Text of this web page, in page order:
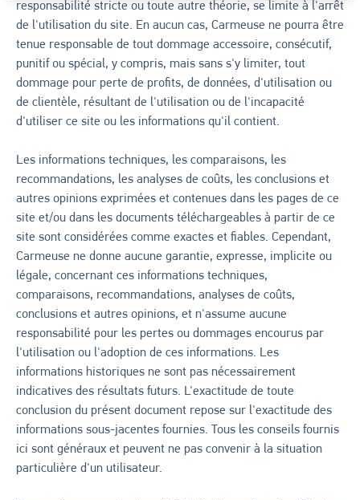
responsabilité stricte ou toute autre théorie, se limite à l'arrêt
de l'utilisation du site. En aucun cas, Carmeuse ne pourra être
tenue responsable de tout dommage accessoire, consécutif,
punitif ou spécial, y compris, mais sans s'y limiter, tout
dommage pour perte de profits, de données, d'utilisation ou
de clientèle, résultant de l'utilisation ou de l'incapacité
d'utiliser ce site ou les informations qu'il contient.
Les informations techniques, les comparaisons, les
recommandations, les analyses de coûts, les conclusions et
autres opinions exprimées et contenues dans les pages de ce
site et/ou dans les documents téléchargeables à partir de ce
site sont considérées comme exactes et fiables. Cependant,
Carmeuse ne donne aucune garantie, expresse, implicite ou
légale, concernant ces informations techniques,
comparaisons, recommandations, analyses de coûts,
conclusions et autres opinions, et n'assume aucune
responsabilité pour les pertes ou dommages encourus par
l'utilisation ou l'adoption de ces informations. Les
informations historiques ne sont pas nécessairement
indicatives des résultats futurs. L'exactitude de toute
conclusion du présent document repose sur l'exactitude des
informations sous-jacentes fournies. Tous les conseils fournis
ici sont généraux et peuvent ne pas convenir à la situation
particulière d'un utilisateur.